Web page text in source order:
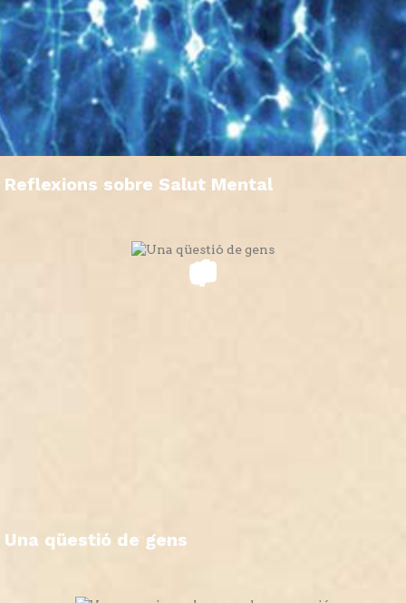
Reflexions sobre Salut Mental
Una qüestió de gens